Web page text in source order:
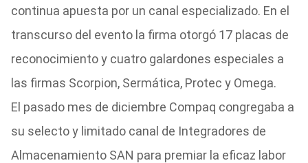
continua apuesta por un canal especializado. En el
transcurso del evento la firma otorgó 17 placas de
reconocimiento y cuatro galardones especiales a
las firmas Scorpion, Sermática, Protec y Omega.
El pasado mes de diciembre Compaq congregaba a
su selecto y limitado canal de Integradores de
Almacenamiento SAN para premiar la eficaz labor